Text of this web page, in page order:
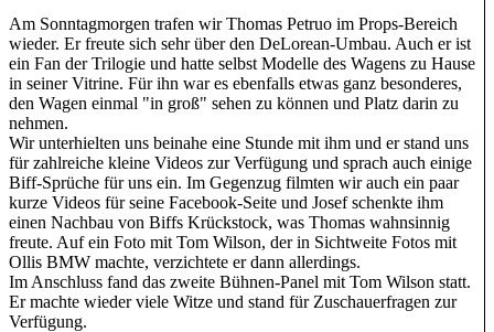
Am Sonntagmorgen trafen wir Thomas Petruo im Props-Bereich
wieder. Er freute sich sehr über den DeLorean-Umbau. Auch er ist
ein Fan der Trilogie und hatte selbst Modelle des Wagens zu Hause
in seiner Vitrine. Für ihn war es ebenfalls etwas ganz besonderes,
den Wagen einmal "in groß" sehen zu können und Platz darin zu
nehmen.
Wir unterhielten uns beinahe eine Stunde mit ihm und er stand uns
für zahlreiche kleine Videos zur Verfügung und sprach auch einige
Biff-Sprüche für uns ein. Im Gegenzug filmten wir auch ein paar
kurze Videos für seine Facebook-Seite und Josef schenkte ihm
einen Nachbau von Biffs Krückstock, was Thomas wahnsinnig
freute. Auf ein Foto mit Tom Wilson, der in Sichtweite Fotos mit
Ollis BMW machte, verzichtete er dann allerdings.
Im Anschluss fand das zweite Bühnen-Panel mit Tom Wilson statt.
Er machte wieder viele Witze und stand für Zuschauerfragen zur
Verfügung.